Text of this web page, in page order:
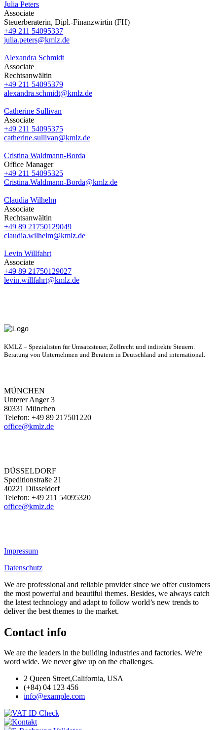
Julia Peters
Associate
Steuerberaterin, Dipl.-​Finanzwirtin (FH)
+49 211 54095337
julia.peters@kmlz.de
Alexandra Schmidt
Associate
Rechtsanwältin
+49 211 54095379
alexandra.schmidt@kmlz.de
Catherine Sullivan
Associate
+49 211 54095375
catherine.sullivan@kmlz.de
Cristina Waldmann-Borda
Office Manager
+49 211 54095325
Cristina.Waldmann-Borda@kmlz.de
Claudia Wilhelm
Associate
Rechtsanwältin
+49 89 21750129049
claudia.wilhelm@kmlz.de
Levin Willfahrt
Associate
+49 89 21750129027
levin.willfahrt@kmlz.de
KMLZ – Spezialisten für Umsatzsteuer, Zollrecht und indirekte Steuern.
Beratung von Unternehmen und Beratern in Deutschland und international.
MÜNCHEN
Unterer Anger 3
80331 München
Telefon: +49 89 217501220
office@kmlz.de
DÜSSELDORF
Speditionstraße 21
40221 Düsseldorf
Telefon: +49 211 54095320
office@kmlz.de
Impressum
Datenschutz
We are professional and reliable provider since we offer customers
the most powerful and beautiful themes. Besides, we always catch
the latest technology and adapt to follow world’s new trends to
deliver the best themes to the market.
Contact info
We are the leaders in the building industries and factories. We're
word wide. We never give up on the challenges.
2 Queen Street,California, USA
(+84) 04 123 456
info@example.com